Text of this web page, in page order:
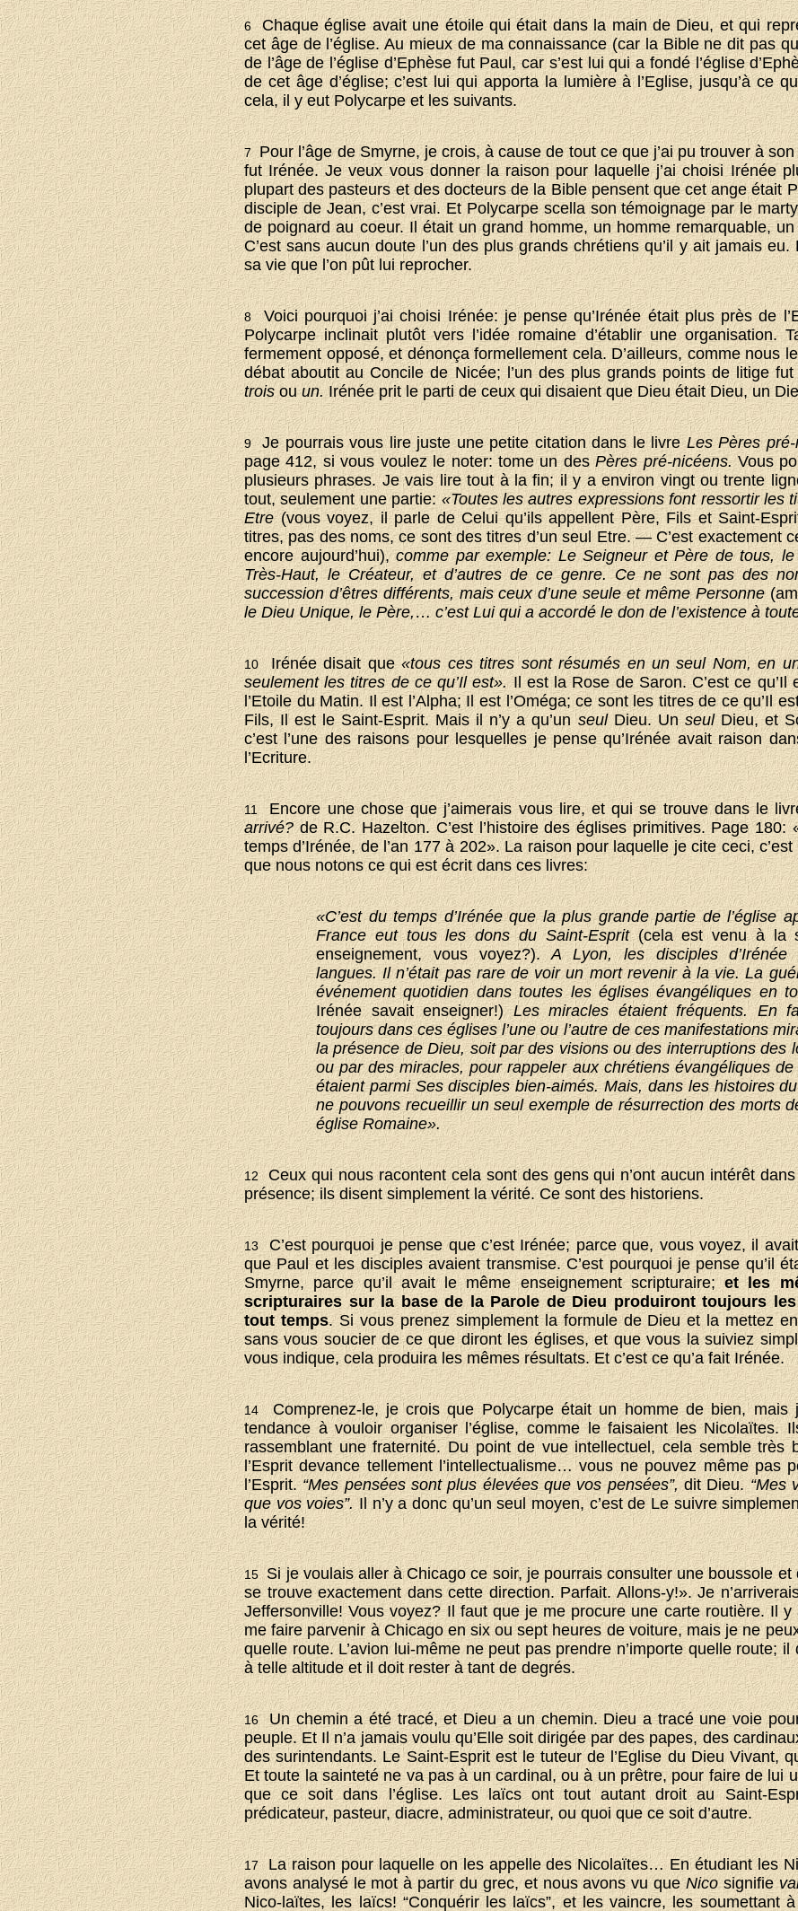
6Chaque église avait une étoile qui était dans la main de Dieu, et qui
cet âge de l’église. Au mieux de ma connaissance (car la Bible ne dit pas
de l’âge de l’église d’Ephèse fut Paul, car s’est lui qui a fondé l’église
de cet âge d’église; c’est lui qui apporta la lumière à l’Eglise, jusqu’à ce
cela, il y eut Polycarpe et les suivants.
7Pour l’âge de Smyrne, je crois, à cause de tout ce que j’ai pu trouver à
fut Irénée. Je veux vous donner la raison pour laquelle j’ai choisi Irénée
plupart des pasteurs et des docteurs de la Bible pensent que cet ange était
disciple de Jean, c’est vrai. Et Polycarpe scella son témoignage par le
de poignard au coeur. Il était un grand homme, un homme remarquable,
C’est sans aucun doute l’un des plus grands chrétiens qu’il y ait jamais
sa vie que l’on pût lui reprocher.
8Voici pourquoi j’ai choisi Irénée: je pense qu’Irénée était plus près de
Polycarpe inclinait plutôt vers l’idée romaine d’établir une organisation.
fermement opposé, et dénonça formellement cela. D’ailleurs, comme nous
débat aboutit au Concile de Nicée; l’un des plus grands points de litige
troisouun.Irénée prit le parti de ceux qui disaient que Dieu était Dieu, un
9Je pourrais vous lire juste une petite citation dans le livreLes Pères
page 412, si vous voulez le noter: tome un desPères pré-nicéens.Vous
plusieurs phrases. Je vais lire tout à la fin; il y a environ vingt ou trente
tout, seulement une partie:«Toutes les autres expressions font ressortir les
Etre(vous voyez, il parle de Celui qu’ils appellent Père, Fils et Saint-
titres, pas des noms, ce sont des titres d’un seul Etre. — C’est exactement
encore aujourd’hui),comme par exemple: Le Seigneur et Père de tous,
Très-Haut, le Créateur, et d’autres de ce genre. Ce ne sont pas des
succession d’êtres différents, mais ceux d’une seule et même Personne
le Dieu Unique, le Père,…c’est Lui qui a accordé le don de l’existence à
10Irénée disait que«tous ces titres sont résumés en un seul Nom, en
seulement les titres de ce qu’Il est».Il est la Rose de Saron. C’est ce qu’Il
l’Etoile du Matin. Il est l’Alpha; Il est l’Oméga; ce sont les titres de ce qu’Il
Fils, Il est le Saint-Esprit. Mais il n’y a qu’unseulDieu. UnseulDieu, et
c’est l’une des raisons pour lesquelles je pense qu’Irénée avait raison
l’Ecriture.
11 Encore une chose que j’aimerais vous lire, et qui se trouve dans le
arrivé?de R.C. Hazelton. C’est l’histoire des églises primitives. Page 180:
temps d’Irénée, de l’an 177 à 202». La raison pour laquelle je cite ceci,
que nous notons ce qui est écrit dans ces livres:
«C’est du temps d’Irénée que la plus grande partie de l’église
France eut tous les dons du Saint-Esprit(cela est venu à la
enseignement, vous voyez?).A Lyon, les disciples d’Irénée
langues. Il n’était pas rare de voir un mort revenir à la vie. La
événement quotidien dans toutes les églises évangéliques en
Irénée savait enseigner!)Les miracles étaient fréquents. En
toujours dans ces églises l’une ou l’autre de ces manifestations
la présence de Dieu, soit par des visions ou des interruptions des
ou par des miracles, pour rappeler aux chrétiens évangéliques de
étaient parmi Ses disciples bien-aimés. Mais, dans les histoires
ne pouvons recueillir un seul exemple de résurrection des morts
église Romaine».
12Ceux qui nous racontent cela sont des gens qui n’ont aucun intérêt
présence; ils disent simplement la vérité. Ce sont des historiens.
13C’est pourquoi je pense que c’est Irénée; parce que, vous voyez, il
que Paul et les disciples avaient transmise. C’est pourquoi je pense qu’il
Smyrne, parce qu’il avait le même enseignement scripturaire;et les
scripturaires sur la base de la Parole de Dieu produiront toujours
tout temps. Si vous prenez simplement la formule de Dieu et la mettez
sans vous soucier de ce que diront les églises, et que vous la suiviez
vous indique, cela produira les mêmes résultats. Et c’est ce qu’a fait Irénée.
14Comprenez-le, je crois que Polycarpe était un homme de bien, mais
tendance à vouloir organiser l’église, comme le faisaient les Nicolaïtes.
rassemblant une fraternité. Du point de vue intellectuel, cela semble très
l’Esprit devance tellement l’intellectualisme… vous ne pouvez même pas
l’Esprit.“Mes pensées sont plus élevées que vos pensées”,dit Dieu.“Mes
que vos voies”.Il n’y a donc qu’un seul moyen, c’est de Le suivre
la vérité!
15Si je voulais aller à Chicago ce soir, je pourrais consulter une boussole et
se trouve exactement dans cette direction. Parfait. Allons-y!». Je
Jeffersonville! Vous voyez? Il faut que je me procure une carte routière. Il
me faire parvenir à Chicago en six ou sept heures de voiture, mais je ne
quelle route. L’avion lui-même ne peut pas prendre n’importe quelle route;
à telle altitude et il doit rester à tant de degrés.
16 Un chemin a été tracé, et Dieu a un chemin. Dieu a tracé une voie
peuple. Et Il n’a jamais voulu qu’Elle soit dirigée par des papes, des
des surintendants. Le Saint-Esprit est le tuteur de l’Eglise du Dieu Vivant,
Et toute la sainteté ne va pas à un cardinal, ou à un prêtre, pour faire de lui
que ce soit dans l’église. Les laïcs ont tout autant droit au Saint-
prédicateur, pasteur, diacre, administrateur, ou quoi que ce soit d’autre.
17La raison pour laquelle on les appelle des Nicolaïtes… En étudiant les
avons analysé le mot à partir du grec, et nous avons vu queNicosignifie
Nico-laïtes, les laïcs! “Conquérir les laïcs”, et les vaincre, les soumettant